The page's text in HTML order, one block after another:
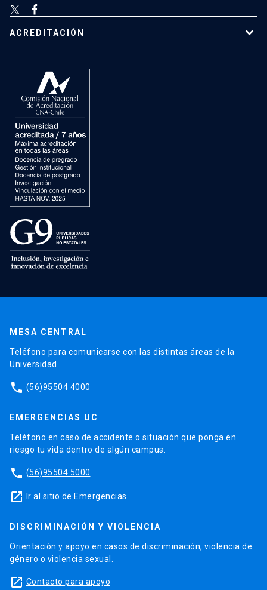
ACREDITACIÓN
MESA CENTRAL
Teléfono para comunicarse con las distintas áreas de la
Universidad.
phone (56)95504 4000
EMERGENCIAS UC
Teléfono en caso de accidente o situación que ponga en
riesgo tu vida dentro de algún campus.
phone (56)95504 5000
launch Ir al sitio de Emergencias
DISCRIMINACIÓN Y VIOLENCIA
Orientación y apoyo en casos de discriminación, violencia de
género o violencia sexual.
launch Contacto para apoyo